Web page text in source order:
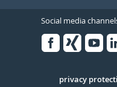
Social media
Serivce
privacy